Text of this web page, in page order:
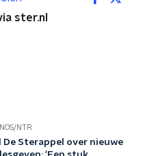
ster.nl
NOS/NTR
De Sterappel over nieuwe